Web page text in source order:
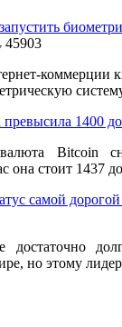
45903
коммерции
1400
Bitcoin
она стоит 1437
самой
но этому